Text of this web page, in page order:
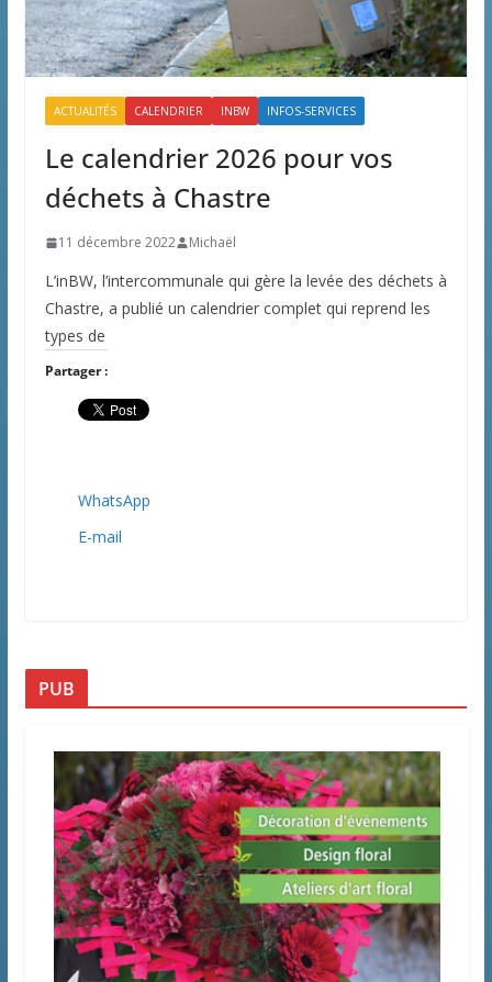
ACTUALITÉS CALENDRIER INBW INFOS-SERVICES
Le calendrier 2026 pour vos
déchets à Chastre
11 décembre 2022 Michaël
L’inBW, l’intercommunale qui gère la levée des déchets à
Chastre, a publié un calendrier complet qui reprend les
types de
Partager :
WhatsApp
E-mail
PUB